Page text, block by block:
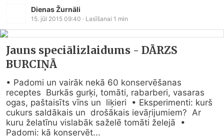
Dienas Žurnāli
15. jūl 2015 09:40 · Lasīšanai 1 min
Jauns speciālizlaidums - DĀRZS
BURCIŅĀ
• Padomi un vairāk nekā 60 konservēšanas
receptes  Burkās gurķi, tomāti, rabarberi, vasaras
ogas, paštaisīts vīns un  liķieri  • Eksperimenti: kurš
cukurs saldākais un  drošākais ievāŗijumiem?  Ar
kuru želatīnu vislabāk saželē tomāti želejā  •
Padomi: kā konservēt...